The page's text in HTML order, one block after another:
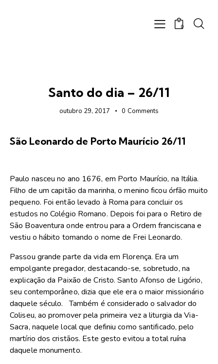
0
Santo do dia – 26/11
outubro 29, 2017 0 Comments
São Leonardo de Porto Maurício 26/11
Paulo nasceu no ano 1676, em Porto Maurício, na Itália.
Filho de um capitão da marinha, o menino ficou órfão muito
pequeno. Foi então levado à Roma para concluir os
estudos no Colégio Romano. Depois foi para o Retiro de
São Boaventura onde entrou para a Ordem franciscana e
vestiu o hábito tomando o nome de Frei Leonardo.
Passou grande parte da vida em Florença. Era um
empolgante pregador, destacando-se, sobretudo, na
explicação da Paixão de Cristo. Santo Afonso de Ligório,
seu contemporâneo, dizia que ele era o maior missionário
daquele século. Também é considerado o salvador do
Coliseu, ao promover pela primeira vez a liturgia da Via-
Sacra, naquele local que definiu como santificado, pelo
martírio dos cristãos. Este gesto evitou a total ruína
daquele monumento.